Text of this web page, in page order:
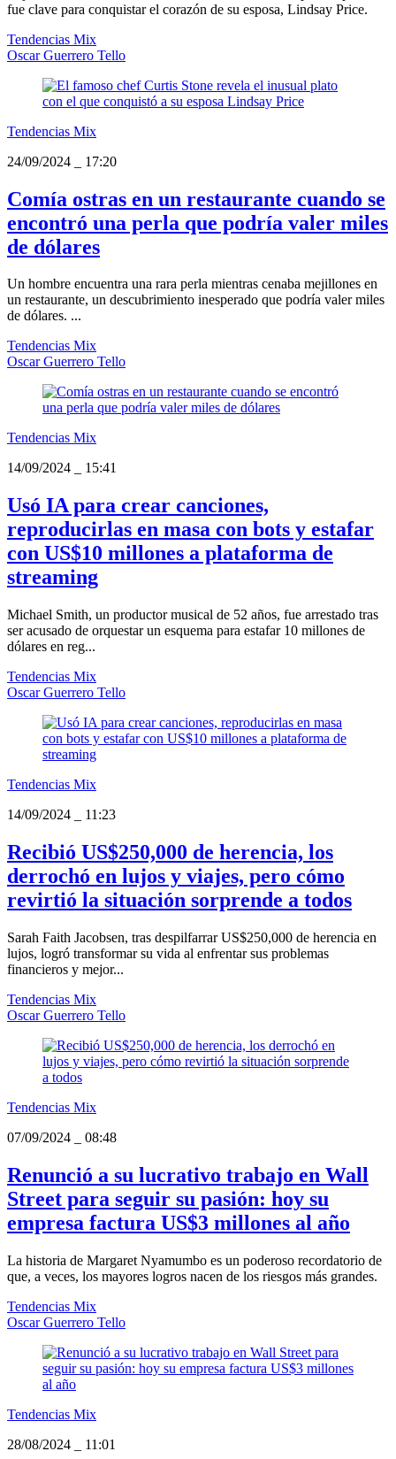
fue clave para conquistar el corazón de su esposa, Lindsay Price.
Tendencias Mix
Oscar Guerrero Tello
Tendencias Mix
24/09/2024
17:20
Comía ostras en un restaurante cuando se
encontró una perla que podría valer miles
de dólares
Un hombre encuentra una rara perla mientras cenaba mejillones en
un restaurante, un descubrimiento inesperado que podría valer miles
de dólares. ...
Tendencias Mix
Oscar Guerrero Tello
Tendencias Mix
14/09/2024
15:41
Usó IA para crear canciones,
reproducirlas en masa con bots y estafar
con US$10 millones a plataforma de
streaming
Michael Smith, un productor musical de 52 años, fue arrestado tras
ser acusado de orquestar un esquema para estafar 10 millones de
dólares en reg...
Tendencias Mix
Oscar Guerrero Tello
Tendencias Mix
14/09/2024
11:23
Recibió US$250,000 de herencia, los
derrochó en lujos y viajes, pero cómo
revirtió la situación sorprende a todos
Sarah Faith Jacobsen, tras despilfarrar US$250,000 de herencia en
lujos, logró transformar su vida al enfrentar sus problemas
financieros y mejor...
Tendencias Mix
Oscar Guerrero Tello
Tendencias Mix
07/09/2024
08:48
Renunció a su lucrativo trabajo en Wall
Street para seguir su pasión: hoy su
empresa factura US$3 millones al año
La historia de Margaret Nyamumbo es un poderoso recordatorio de
que, a veces, los mayores logros nacen de los riesgos más grandes.
Tendencias Mix
Oscar Guerrero Tello
Tendencias Mix
28/08/2024
11:01